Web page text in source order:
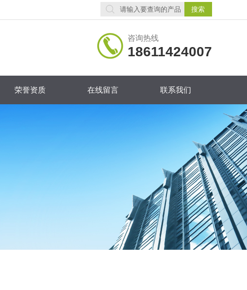
咨询热线
18611424007
荣誉资质 在线留言 联系我们